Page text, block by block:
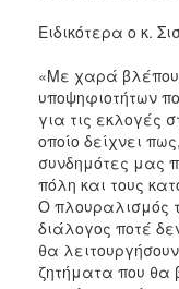
Ειδικότερα ο κ.
«Με χαρά
υποψηφιοτήτων
για τις εκλογές
οποίο δείχνει
συνδημότες μας
πόλη και τους
Ο πλουραλισμός
διάλογος ποτέ
θα
ζητήματα που θα